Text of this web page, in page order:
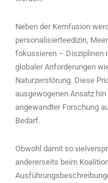
Neben der Kernfusion
personalisierteedizin,
fokussieren – Disziplinen
globaler Anforderungen
Naturzerstörung. Diese
ausgewogenen Ansatz
angewandter Forschung
Bedarf.
Obwohl damit so
andererseits beim